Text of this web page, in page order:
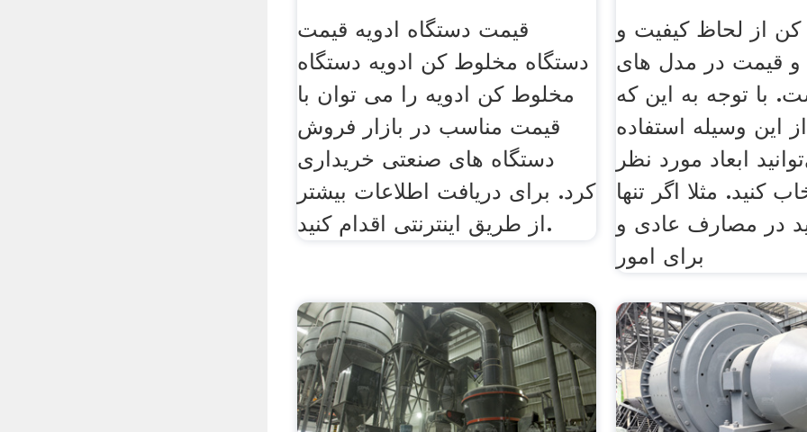
قیمت دستگاه ادویه قیمت
دستگاه مخلوط کن ادویه دستگاه
مخلوط کن ادویه را می توان با
قیمت مناسب در بازار فروش
دستگاه های صنعتی خریداری
کرد. برای دریافت اطلاعات بیشتر
از طریق اینترنتی اقدام کنید.
از لحاظ کیفیت و
و قیمت در مدل‌ های
با توجه به این‌ که
این وسیله استفاده
ابعاد مورد نظر
کنید. مثلا اگر تنها
در مصارف عادی و
برای امور